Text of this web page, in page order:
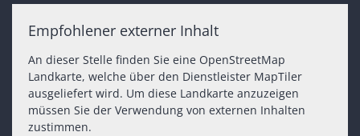
Empfohlener externer Inhalt
An dieser Stelle finden Sie eine OpenStreetMap
Landkarte, welche über den Dienstleister MapTiler
ausgeliefert wird. Um diese Landkarte anzuzeigen
müssen Sie der Verwendung von externen Inhalten
zustimmen.